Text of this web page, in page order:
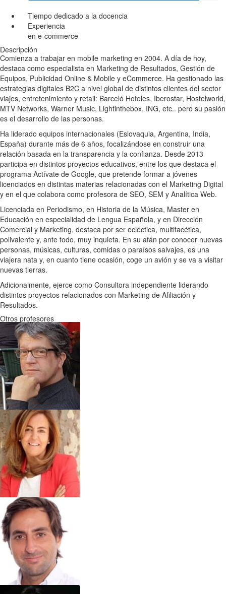
Tiempo dedicado a la docencia
Experiencia
en e-commerce
Descripción
Comienza a trabajar en mobile marketing en 2004. A día de hoy,
destaca como especialista en Marketing de Resultados, Gestión de
Equipos, Publicidad Online & Mobile y eCommerce. Ha gestionado las
estrategias digitales B2C a nivel global de distintos clientes del sector
viajes, entretenimiento y retail: Barceló Hoteles, Iberostar, Hostelworld,
MTV Networks, Warner Music, Lightinthebox, ING, etc.. pero su pasión
es el desarrollo de las personas.
Ha liderado equipos internacionales (Eslovaquia, Argentina, India,
España) durante más de 6 años, focalizándose en construir una
relación basada en la transparencia y la confianza. Desde 2013
participa en distintos proyectos educativos, entre los que destaca el
programa Actívate de Google, que pretende formar a jóvenes
licenciados en distintas materias relacionadas con el Marketing Digital
y en el que colabora como profesora de SEO, SEM y Analítica Web.
Licenciada en Periodismo, en Historia de la Música, Master en
Educación en especialidad de Lengua Española, y en Dirección
Comercial y Marketing, destaca por ser ecléctica, multifacética,
polivalente y, ante todo, muy inquieta. En su afán por conocer nuevas
personas, músicas, culturas, comidas o paraísos salvajes, es una
viajera nata y, en cuanto tiene ocasión, coge un avión y se va a visitar
nuevas tierras.
Adicionalmente, ejerce como Consultora independiente liderando
distintos proyectos relacionados con Marketing de Afiliación y
Resultados.
Otros profesores